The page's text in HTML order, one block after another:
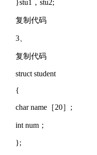
}stu1，stu2;
复制代码
3、
复制代码
struct student
{
char name［20］;
int num；
};